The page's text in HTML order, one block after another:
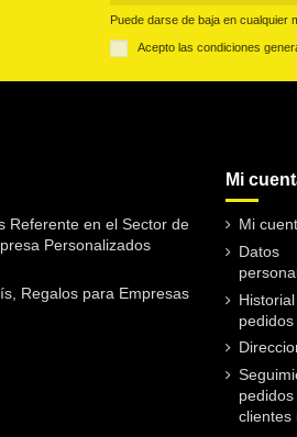
Puede darse de baja en cualquier
Acepto las condiciones
Referente en el Sector de
Personalizados
Regalos para Empresas
Mi
Mi
Datos
pedidos
clientes